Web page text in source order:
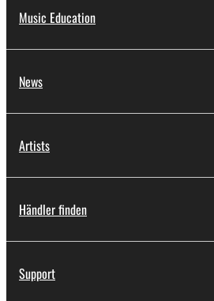
Music Education
News
Artists
Händler finden
Support